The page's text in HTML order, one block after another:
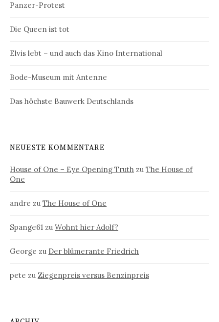
Panzer-Protest
Die Queen ist tot
Elvis lebt – und auch das Kino International
Bode-Museum mit Antenne
Das höchste Bauwerk Deutschlands
NEUESTE KOMMENTARE
House of One – Eye Opening Truth zu The House of
One
andre zu The House of One
Spange61 zu Wohnt hier Adolf?
George zu Der blümerante Friedrich
pete zu Ziegenpreis versus Benzinpreis